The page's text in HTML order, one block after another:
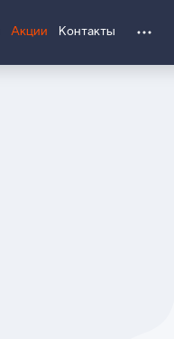
Акции Контакты